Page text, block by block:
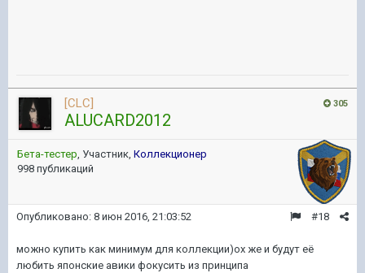
305
[CLC]
ALUCARD2012
Бета-тестер , Участник, Коллекционер
998 публикаций
#18
Опубликовано: 8 июн 2016, 21:03:52
можно купить как минимум для коллекции)ох же и будут её
любить японские авики фокусить из принципа